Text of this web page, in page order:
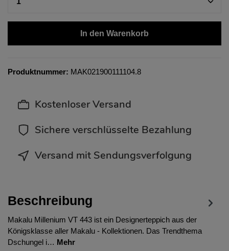
In den Warenkorb
Produktnummer: MAK021900111104.8
Kostenloser Versand
Sichere verschlüsselte Bezahlung
Versand mit Sendungsverfolgung
Beschreibung
Makalu Millenium VT 443 ist ein Designerteppich aus der
Königsklasse aller Makalu - Kollektionen. Das Trendthema
Dschungel i… Mehr